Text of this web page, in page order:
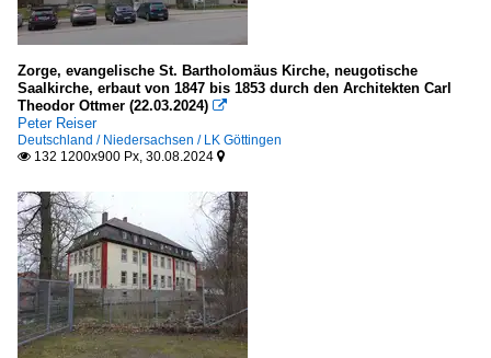
Zorge, evangelische St. Bartholomäus Kirche, neugotische
Saalkirche, erbaut von 1847 bis 1853 durch den Architekten Carl
Theodor Ottmer (22.03.2024) 
Peter Reiser
Deutschland / Niedersachsen / LK Göttingen
 132 1200x900 Px, 30.08.2024 